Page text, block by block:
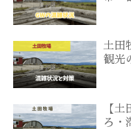
土田
観光
【
ろ・